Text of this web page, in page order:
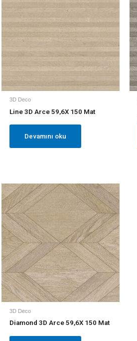
3D Deco
Line 3D Arce 59,6X 150 Mat
Devamını oku
3D Deco
Diamond 3D Arce 59,6X 150 Mat